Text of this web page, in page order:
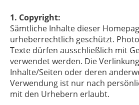
1. Copyright:
Sämtliche Inhalte dieser
urheberrechtlich geschützt.
Texte dürfen ausschließlich mit
verwendet werden. Die
Inhalte/Seiten oder deren
Verwendung ist nur nach
mit den Urhebern erlaubt.